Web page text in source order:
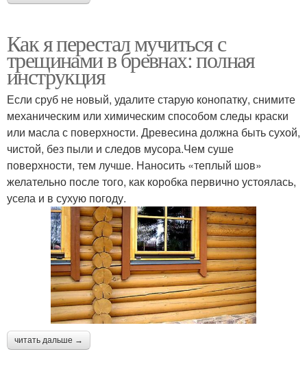
Как я перестал мучиться с
трещинами в бревнах: полная
инструкция
Если сруб не новый, удалите старую конопатку, снимите
механическим или химическим способом следы краски
или масла с поверхности. Древесина должна быть сухой,
чистой, без пыли и следов мусора.Чем суше
поверхности, тем лучше. Наносить «теплый шов»
желательно после того, как коробка первично устоялась,
усела и в сухую погоду.
читать дальше →